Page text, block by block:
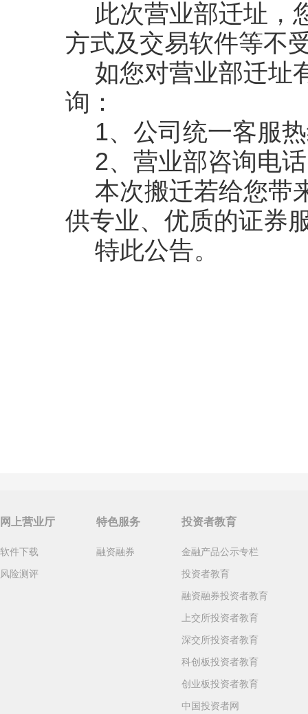
此次营业部迁址，
方式及交易软件等不
如您对营业部迁址
询：
1、公司统一客服
2、营业部咨询电
本次搬迁若给您带
供专业、优质的证券
特此公告。
网上营业厅
软件下载
风险测评
特色服务
融资融券
投资者教育
金融产品公示专栏
投资者教育
融资融券投资者教育
上交所投资者教育
深交所投资者教育
科创板投资者教育
创业板投资者教育
中国投资者网